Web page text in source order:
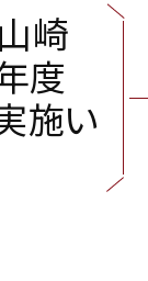
山崎
度
施い